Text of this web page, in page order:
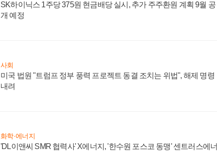
SK하이닉스 1주당 375원 현금배당 실시, 추가 주주환원 계획 9월 공
개 예정
사회
미국 법원 "트럼프 정부 풍력 프로젝트 동결 조치는 위법", 해제 명령
내려
화학·에너지
'DL이앤씨 SMR 협력사' X에너지, '한수원 포스코 동맹' 센트러스에너